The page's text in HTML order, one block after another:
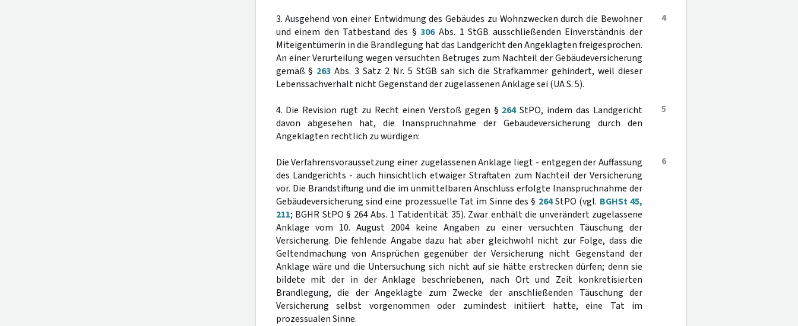
4
3. Ausgehend von einer Entwidmung des Gebäudes zu Wohnzwecken durch die Bewohner
und einem den Tatbestand des §306Abs. 1 StGB ausschließenden Einverständnis der
Miteigentümerin in die Brandlegung hat das Landgericht den Angeklagten freigesprochen.
An einer Verurteilung wegen versuchten Betruges zum Nachteil der Gebäudeversicherung
gemäß § 263 Abs. 3 Satz 2 Nr. 5 StGB sah sich die Strafkammer gehindert, weil dieser
Lebenssachverhalt nicht Gegenstand der zugelassenen Anklage sei (UA S. 5).
5
4. Die Revision rügt zu Recht einen Verstoß gegen § 264StPO, indem das Landgericht
davon abgesehen hat, die Inanspruchnahme der Gebäudeversicherung durch den
Angeklagten rechtlich zu würdigen:
6
Die Verfahrensvoraussetzung einer zugelassenen Anklage liegt - entgegen der Auffassung
des Landgerichts - auch hinsichtlich etwaiger Straftaten zum Nachteil der Versicherung
vor. Die Brandstiftung und die im unmittelbaren Anschluss erfolgte Inanspruchnahme der
Gebäudeversicherung sind eine prozessuelle Tat im Sinne des § 264StPO (vgl. BGHSt 45,
211; BGHR StPO § 264 Abs. 1 Tatidentität 35). Zwar enthält die unverändert zugelassene
Anklage vom 10. August 2004 keine Angaben zu einer versuchten Täuschung der
Versicherung. Die fehlende Angabe dazu hat aber gleichwohl nicht zur Folge, dass die
Geltendmachung von Ansprüchen gegenüber der Versicherung nicht Gegenstand der
Anklage wäre und die Untersuchung sich nicht auf sie hätte erstrecken dürfen; denn sie
bildete mit der in der Anklage beschriebenen, nach Ort und Zeit konkretisierten
Brandlegung, die der Angeklagte zum Zwecke der anschließenden Täuschung der
Versicherung selbst vorgenommen oder zumindest initiiert hatte, eine Tat im
prozessualen Sinne.